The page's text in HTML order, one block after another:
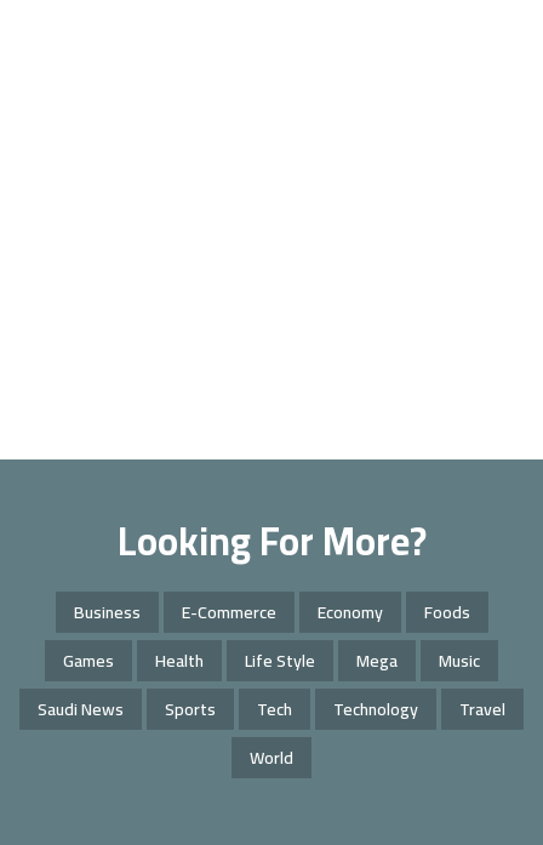
Looking For More?
Business E-Commerce Economy
Foods
Games
Health Life Style Mega
Music
Saudi News
Sports Tech Technology
Travel
World